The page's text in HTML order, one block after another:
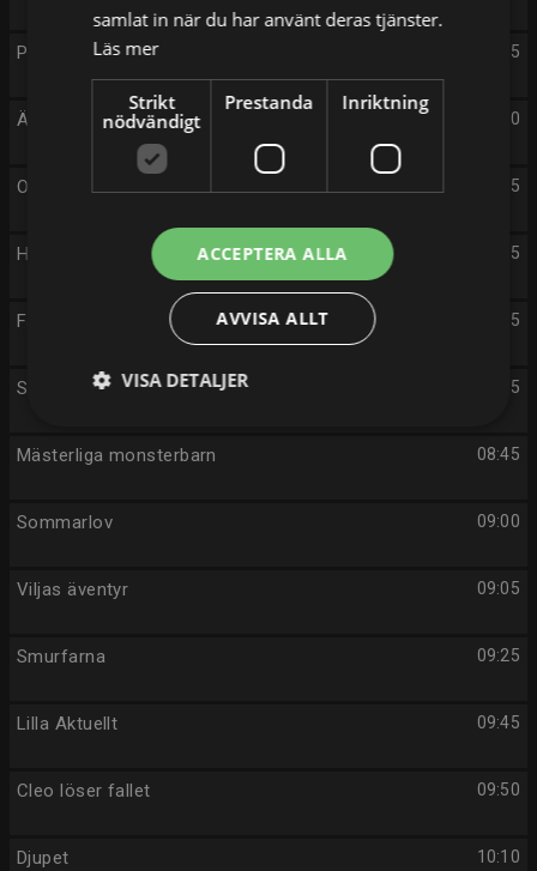
07:35
Pettson och Findus på nya äventyr
07:50
Äventyrslek
08:05
Octonauterna
08:15
Hålet i häcken
08:25
Farmarligan
08:35
Smurfarna
08:45
Mästerliga monsterbarn
09:00
Sommarlov
09:05
Viljas äventyr
09:25
Smurfarna
09:45
Lilla Aktuellt
09:50
Cleo löser fallet
10:10
Djupet
samlat in när du har använt deras tjänster.
Läs mer
Strikt
nödvändigt
Prestanda Inriktning
ACCEPTERA ALLA
AVVISA ALLT
VISA DETALJER